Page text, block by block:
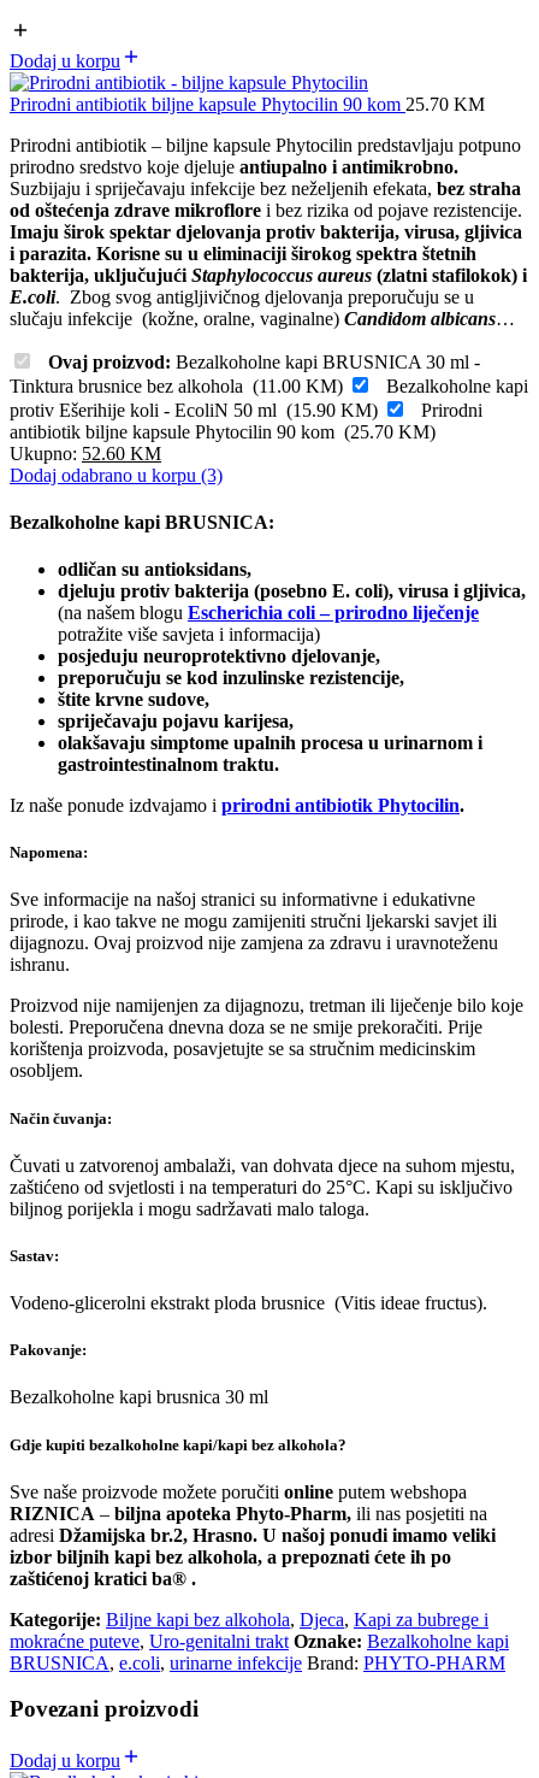
Dodaj u korpu
Prirodni antibiotik biljne kapsule Phytocilin 90 kom 25.70 KM
Prirodni antibiotik – biljne kapsule Phytocilin predstavljaju potpuno
prirodno sredstvo koje djeluje antiupalno i antimikrobno.
Suzbijaju i spriječavaju infekcije bez neželjenih efekata, bez straha
od oštećenja zdrave mikroflore i bez rizika od pojave rezistencije.
Imaju širok spektar djelovanja protiv bakterija, virusa, gljivica
i parazita. Korisne su u eliminaciji širokog spektra štetnih
bakterija, uključujući Staphylococcus aureus (zlatni stafilokok) i
E.coli. Zbog svog antigljivičnog djelovanja preporučuju se u
slučaju infekcije (kožne, oralne, vaginalne) Candidom albicans…
Ovaj proizvod: Bezalkoholne kapi BRUSNICA 30 ml -
Tinktura brusnice bez alkohola (11.00 KM)
Bezalkoholne kapi
protiv Ešerihije koli - EcoliN 50 ml (15.90 KM)
Prirodni
antibiotik biljne kapsule Phytocilin 90 kom (25.70 KM)
Ukupno: 52.60 KM
Dodaj odabrano u korpu (3)
Bezalkoholne kapi BRUSNICA:
odličan su antioksidans,
djeluju protiv bakterija (posebno E. coli), virusa i gljivica,
(na našem blogu Escherichia coli – prirodno liječenje
potražite više savjeta i informacija)
posjeduju neuroprotektivno djelovanje,
preporučuju se kod inzulinske rezistencije,
štite krvne sudove,
spriječavaju pojavu karijesa,
olakšavaju simptome upalnih procesa u urinarnom i
gastrointestinalnom traktu.
Iz naše ponude izdvajamo i prirodni antibiotik Phytocilin.
Napomena:
Sve informacije na našoj stranici su informativne i edukativne
prirode, i kao takve ne mogu zamijeniti stručni ljekarski savjet ili
dijagnozu. Ovaj proizvod nije zamjena za zdravu i uravnoteženu
ishranu.
Proizvod nije namijenjen za dijagnozu, tretman ili liječenje bilo koje
bolesti. Preporučena dnevna doza se ne smije prekoračiti. Prije
korištenja proizvoda, posavjetujte se sa stručnim medicinskim
osobljem.
Način čuvanja:
Čuvati u zatvorenoj ambalaži, van dohvata djece na suhom mjestu,
zaštićeno od svjetlosti i na temperaturi do 25°C. Kapi su isključivo
biljnog porijekla i mogu sadržavati malo taloga.
Sastav:
Vodeno-glicerolni ekstrakt ploda brusnice (Vitis ideae fructus).
Pakovanje:
Bezalkoholne kapi brusnica 30 ml
Gdje kupiti bezalkoholne kapi/kapi bez alkohola?
Sve naše proizvode možete poručiti online putem webshopa
RIZNICA – biljna apoteka Phyto-Pharm, ili nas posjetiti na
adresi Džamijska br.2, Hrasno. U našoj ponudi imamo veliki
izbor biljnih kapi bez alkohola, a prepoznati ćete ih po
zaštićenoj kratici ba® .
Kategorije: Biljne kapi bez alkohola, Djeca, Kapi za bubrege i
mokraćne puteve, Uro-genitalni trakt Oznake: Bezalkoholne kapi
BRUSNICA, e.coli, urinarne infekcije Brand: PHYTO-PHARM
Povezani proizvodi
Dodaj u korpu